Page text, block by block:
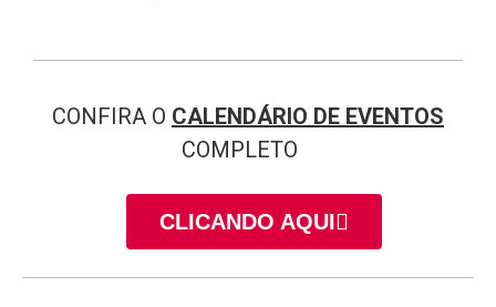
CONFIRA O CALENDÁRIO DE EVENTOS
COMPLETO
CLICANDO AQUI